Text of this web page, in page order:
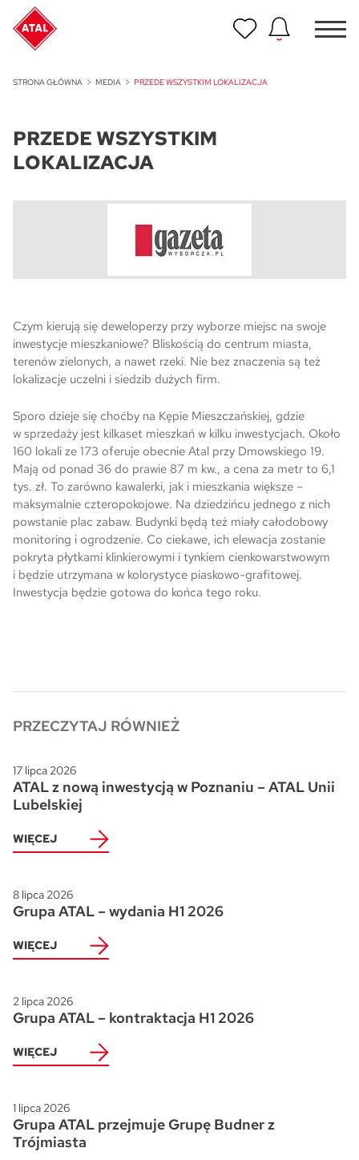
STRONA GŁÓWNA MEDIA PRZEDE WSZYSTKIM LOKALIZACJA
PRZEDE WSZYSTKIM
LOKALIZACJA
Czym kierują się deweloperzy przy wyborze miejsc na swoje
inwestycje mieszkaniowe? Bliskością do centrum miasta,
terenów zielonych, a nawet rzeki. Nie bez znaczenia są też
lokalizacje uczelni i siedzib dużych firm.
Sporo dzieje się choćby na Kępie Mieszczańskiej, gdzie
w sprzedaży jest kilkaset mieszkań w kilku inwestycjach. Około
160 lokali ze 173 oferuje obecnie Atal przy Dmowskiego 19.
Mają od ponad 36 do prawie 87 m kw., a cena za metr to 6,1
tys. zł. To zarówno kawalerki, jak i mieszkania większe –
maksymalnie czteropokojowe. Na dziedzińcu jednego z nich
powstanie plac zabaw. Budynki będą też miały całodobowy
monitoring i ogrodzenie. Co ciekawe, ich elewacja zostanie
pokryta płytkami klinkierowymi i tynkiem cienkowarstwowym
i będzie utrzymana w kolorystyce piaskowo-grafitowej.
Inwestycja będzie gotowa do końca tego roku.
PRZECZYTAJ RÓWNIEŻ
17 lipca 2026
ATAL z nową inwestycją w Poznaniu – ATAL Unii
Lubelskiej
WIĘCEJ
8 lipca 2026
Grupa ATAL – wydania H1 2026
WIĘCEJ
2 lipca 2026
Grupa ATAL – kontraktacja H1 2026
WIĘCEJ
1 lipca 2026
Grupa ATAL przejmuje Grupę Budner z
Trójmiasta
ATAL Unii Lubelskiej w Poznaniu
Nowość
ATAL Ville przy Białej
Program Poleceń ATAL
Polecaj i zyskaj nawet 5 000 zł
ATAL Floriana w Szczecinie
NOWOŚĆ
ATAL Ruczaj w Krakowie